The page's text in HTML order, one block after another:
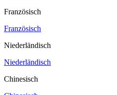
Französisch
Französisch
Niederländisch
Niederländisch
Chinesisch